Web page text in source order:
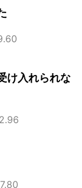
け入れられな